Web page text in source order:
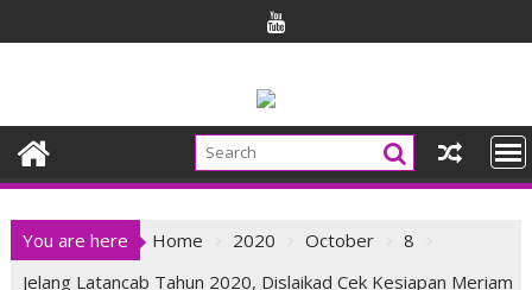
to
You are here Home 2020 October
8
Jelang Latancab Tahun 2020, Dislaikad Cek Kesiapan Meriam